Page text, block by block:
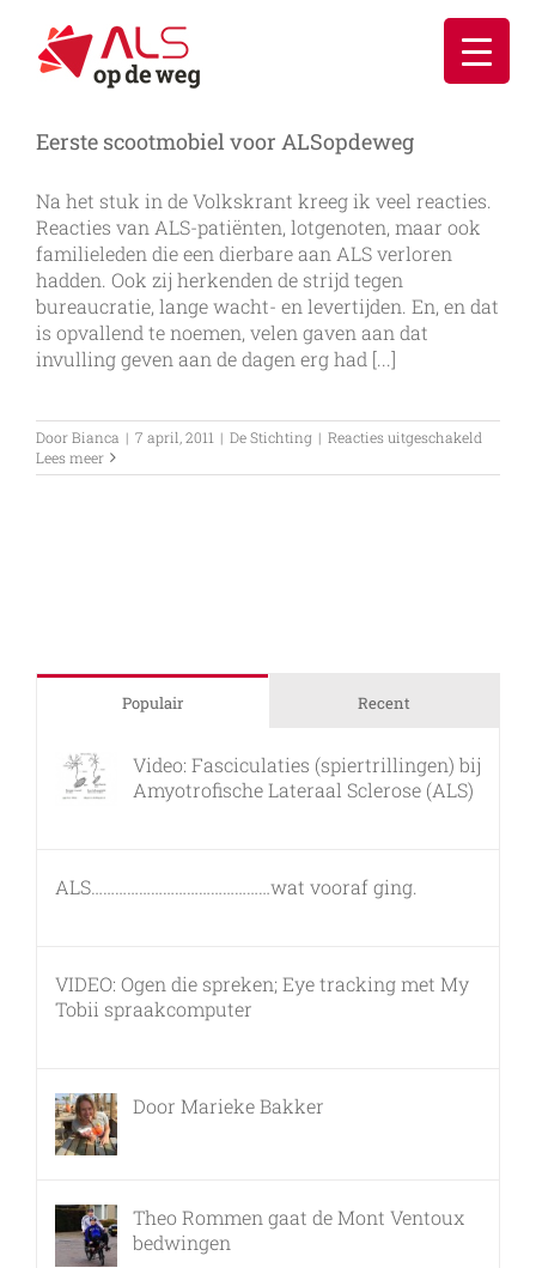
inhoud
Eerste scootmobiel voor ALSopdeweg
Na het stuk in de Volkskrant kreeg ik veel reacties.
Reacties van ALS-patiënten, lotgenoten, maar ook
familieleden die een dierbare aan ALS verloren
hadden. Ook zij herkenden de strijd tegen
bureaucratie, lange wacht- en levertijden. En, en dat
is opvallend te noemen, velen gaven aan dat
invulling geven aan de dagen erg had [...]
DoorBianca | 7 april, 2011 | De Stichting | Reacties uitgeschakeld
Lees meer
Populair Recent
Video: Fasciculaties (spiertrillingen) bij
Amyotrofische Lateraal Sclerose (ALS)
ALS………………………………………wat vooraf ging.
VIDEO: Ogen die spreken; Eye tracking met My
Tobii spraakcomputer
Door Marieke Bakker
Theo Rommen gaat de Mont Ventoux
bedwingen